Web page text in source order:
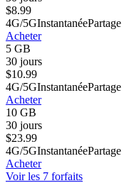
$8.99
4G/5GInstantanéePartage
Acheter
5 GB
30 jours
$10.99
4G/5GInstantanéePartage
Acheter
10 GB
30 jours
$23.99
4G/5GInstantanéePartage
Acheter
Voir les 7 forfaits